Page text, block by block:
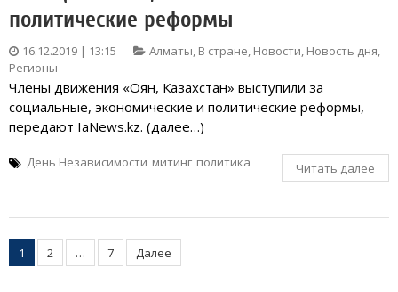
политические реформы
16.12.2019 | 13:15 Алматы, В стране, Новости, Новость дня,
Регионы
Члены движения «Оян, Казахстан» выступили за
социальные, экономические и политические реформы,
передают IaNews.kz. (далее…)
День Независимости митинг политика Читать далее
Пагинация
1 2 … 7 Далее